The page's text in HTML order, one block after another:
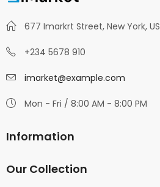
677 Imarkrt Street, New York, US
+234 5678 910
imarket@example.com
Mon - Fri / 8:00 AM - 8:00 PM
Information
Our Collection